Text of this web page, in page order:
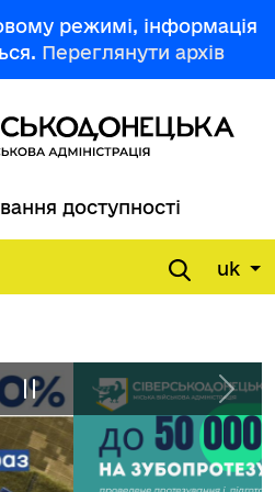
режимі, інформація
Переглянути архів
доступності
uk
Next
Pause